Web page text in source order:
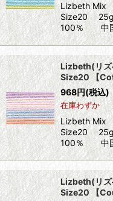
Lizbeth Mix
Size20 25g
100％ 中国
Lizbeth(リ
Size20 【
968円(税込)
在庫わずか
Lizbeth Mix
Size20 25g
100％ 中国
Lizbeth(リ
Size20 【